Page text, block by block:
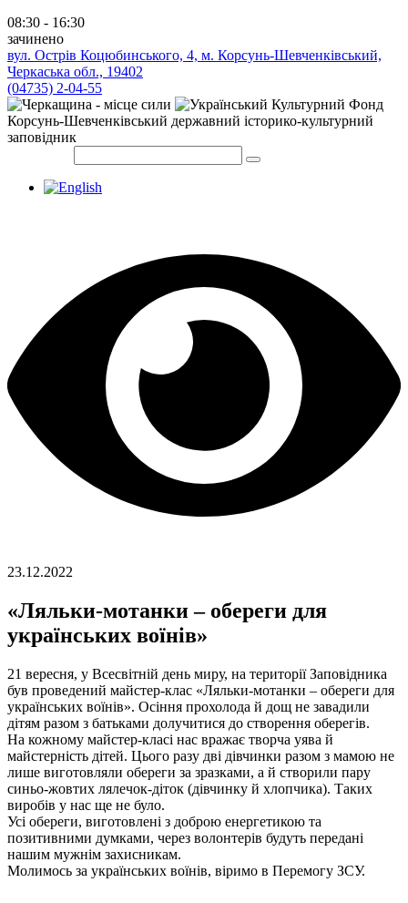
08:30 - 16:30
зачинено
вул. Острів Коцюбинського, 4, м. Корсунь-Шевченківський,
Черкаська обл., 19402
(04735) 2-04-55
Корсунь-Шевченківський державний історико-культурний
заповідник
23.12.2022
«Ляльки-мотанки – обереги для
українських воїнів»
21 вересня, у Всесвітній день миру, на території Заповідника
був проведений майстер-клас «Ляльки-мотанки – обереги для
українських воїнів». Осіння прохолода й дощ не завадили
дітям разом з батьками долучитися до створення оберегів.
На кожному майстер-класі нас вражає творча уява й
майстерність дітей. Цього разу дві дівчинки разом з мамою не
лише виготовляли обереги за зразками, а й створили пару
синьо-жовтих лялечок-діток (дівчинку й хлопчика). Таких
виробів у нас ще не було.
Усі обереги, виготовлені з доброю енергетикою та
позитивними думками, через волонтерів будуть передані
нашим мужнім захисникам.
Молимось за українських воїнів, віримо в Перемогу ЗСУ.